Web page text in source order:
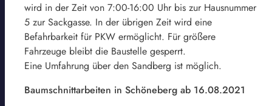
wird in der Zeit von 7:00-16:00 Uhr bis zur Hausnummer
5 zur Sackgasse. In der übrigen Zeit wird eine
Befahrbarkeit für PKW ermöglicht. Für größere
Fahrzeuge bleibt die Baustelle gesperrt.
Eine Umfahrung über den Sandberg ist möglich.
Baumschnittarbeiten in Schöneberg ab 16.08.2021